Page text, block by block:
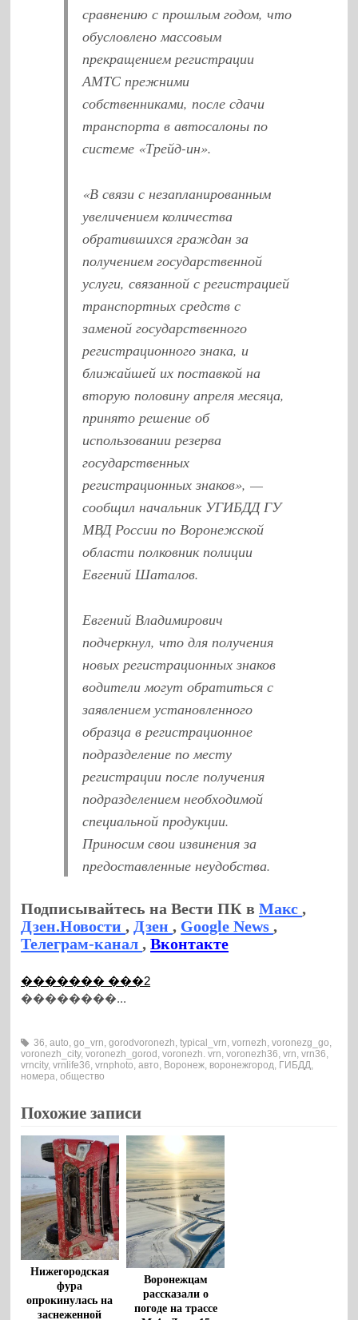
сравнению с прошлым годом, что
обусловлено массовым
прекращением регистрации
АМТС прежними
собственниками, после сдачи
транспорта в автосалоны по
системе «Трейд-ин».
«В связи с незапланированным
увеличением количества
обратившихся граждан за
получением государственной
услуги, связанной с регистрацией
транспортных средств с
заменой государственного
регистрационного знака, и
ближайшей их поставкой на
вторую половину апреля месяца,
принято решение об
использовании резерва
государственных
регистрационных знаков», —
сообщил начальник УГИБДД ГУ
МВД России по Воронежской
области полковник полиции
Евгений Шаталов.
Евгений Владимирович
подчеркнул, что для получения
новых регистрационных знаков
водители могут обратиться с
заявлением установленного
образца в регистрационное
подразделение по месту
регистрации после получения
подразделением необходимой
специальной продукции.
Приносим свои извинения за
предоставленные неудобства.
Подписывайтесь на Вести ПК вМакс,
Дзен.Новости, Дзен, Google News,
Телеграм-канал,Вконтакте
������� ���2
��������...
36 ,auto ,go_vrn ,gorodvoronezh ,typical_vrn ,vornezh ,voronezg_go
voronezh_city,voronezh_gorod ,voronezh. vrn ,voronezh36 ,vrn ,vrn36
vrncity,vrnlife36 ,vrnphoto ,авто Воронеж воронежгород ГИБДД
номера ,общество
Похожие записи
Нижегородская
фура
опрокинулась на
заснеженной
Воронежцам
рассказали о
погоде на трассе